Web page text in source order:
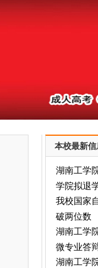
本校最新信
湖南工学
学院拟退
我校国家
破两位数
湖南工学
微专业答
湖南工学